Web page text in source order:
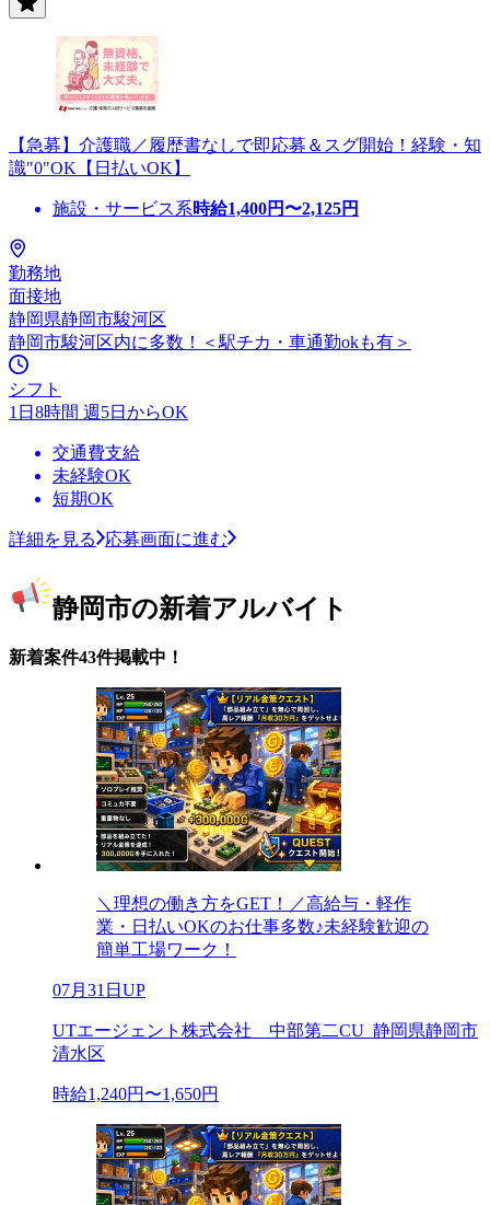
【急募】介護職／履歴書なしで即応募＆スグ開始！経験・知
識"0"OK【日払いOK】
施設・サービス系時給1,400円〜2,125円
勤務地
面接地
静岡県静岡市駿河区
静岡市駿河区内に多数！＜駅チカ・車通勤okも有＞
シフト
1日8時間 週5日からOK
交通費支給
未経験OK
短期OK
詳細を見る 応募画面に進む
静岡市の新着アルバイト
新着案件43件掲載中！
＼理想の働き方をGET！／高給与・軽作
業・日払いOKのお仕事多数♪未経験歓迎の
簡単工場ワーク！
07月31日UP
UTエージェント株式会社 中部第二CU_静岡県静岡市
清水区
時給1,240円〜1,650円